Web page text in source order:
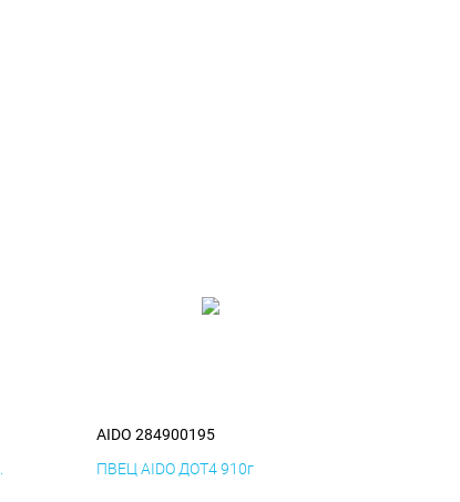
AIDO 284900195
ПВЕЦ AIDO ДОТ4 910г